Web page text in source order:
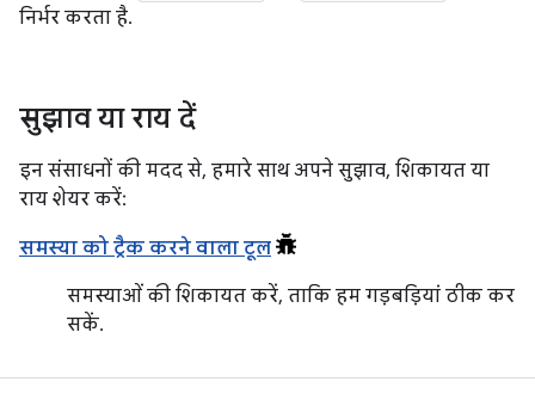
निर्भर करता है.
सुझाव या राय दें
इन संसाधनों की मदद से, हमारे साथ अपने सुझाव, शिकायत या
राय शेयर करें:
समस्या को ट्रैक करने वाला टूल
समस्याओं की शिकायत करें, ताकि हम गड़बड़ियां ठीक कर
सकें.